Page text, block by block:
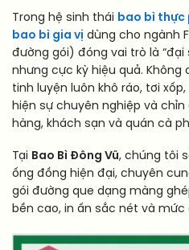
Trong hệ sinh thái bao bì thực
bao bì gia vị dùng cho ngành
đường gói) đóng vai trò là
nhưng cực kỳ hiệu quả. Không
tinh luyện luôn khô ráo, tơi
hiện sự chuyên nghiệp và
hàng, khách sạn và quán cà
Tại Bao Bì Đông Vũ, chúng tôi
ống đồng hiện đại, chuyên
gói đường que dạng màng
bền cao, in ấn sắc nét và mức